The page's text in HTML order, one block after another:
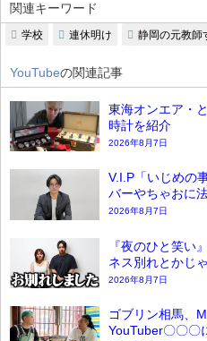
関連キーワード
学校 連休明け 静岡の元教師
YouTubeの関連記事
東海オンエア・
時計を紹介
2026年8月7日
V.I.P「いじめの
バーやちゃおに
2026年8月7日
『夜のひと笑い
ネス別れとかじ
2026年8月7日
ゴブリン相馬、
YouTuber〇〇〇